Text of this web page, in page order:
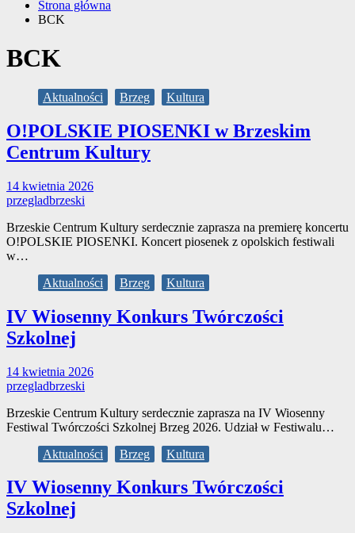
Strona główna
BCK
BCK
Aktualności Brzeg Kultura
O!POLSKIE PIOSENKI w Brzeskim
Centrum Kultury
14 kwietnia 2026
przegladbrzeski
Brzeskie Centrum Kultury serdecznie zaprasza na premierę koncertu
O!POLSKIE PIOSENKI. Koncert piosenek z opolskich festiwali
w…
Aktualności
Brzeg Kultura
IV Wiosenny Konkurs Twórczości
Szkolnej
14 kwietnia 2026
przegladbrzeski
Brzeskie Centrum Kultury serdecznie zaprasza na IV Wiosenny
Festiwal Twórczości Szkolnej Brzeg 2026. Udział w Festiwalu…
Aktualności
Brzeg Kultura
IV Wiosenny Konkurs Twórczości
Szkolnej